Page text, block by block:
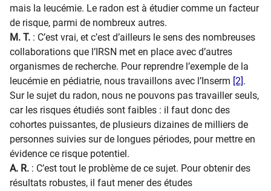
mais la leucémie. Le radon est à étudier comme un facteur
de risque, parmi de nombreux autres.
M. T. : C’est vrai, et c’est d’ailleurs le sens des nombreuses
collaborations que l’IRSN met en place avec d’autres
organismes de recherche. Pour reprendre l’exemple de la
leucémie en pédiatrie, nous travaillons avec l’Inserm [2].
Sur le sujet du radon, nous ne pouvons pas travailler seuls,
car les risques étudiés sont faibles : il faut donc des
cohortes puissantes, de plusieurs dizaines de milliers de
personnes suivies sur de longues périodes, pour mettre en
évidence ce risque potentiel.
A. R. : C’est tout le problème de ce sujet. Pour obtenir des
résultats robustes, il faut mener des études